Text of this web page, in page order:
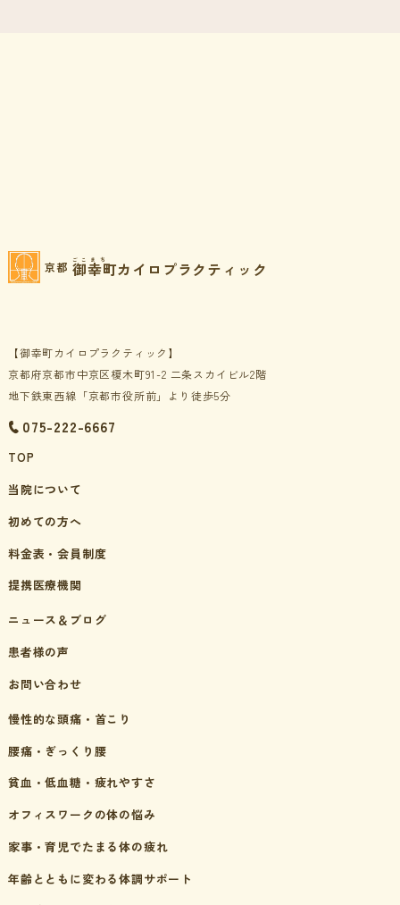
京都 ごこまち
御幸町カイロプラクティック
【御幸町カイロプラクティック】
京都府京都市中京区榎木町91-2 二条スカイビル2階
地下鉄東西線「京都市役所前」より徒歩5分
075-222-6667
TOP
当院について
初めての方へ
料金表・会員制度
提携医療機関
ニュース＆ブログ
患者様の声
お問い合わせ
慢性的な頭痛・首こり
腰痛・ぎっくり腰
貧血・低血糖・疲れやすさ
オフィスワークの体の悩み
家事・育児でたまる体の疲れ
年齢とともに変わる体調サポート